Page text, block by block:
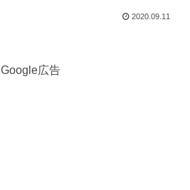
2020.09.11
Google広告